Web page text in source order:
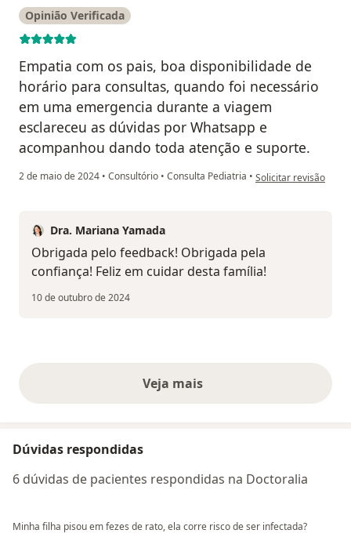
Opinião Verificada
Empatia com os pais, boa disponibilidade de
horário para consultas, quando foi necessário
em uma emergencia durante a viagem
esclareceu as dúvidas por Whatsapp e
acompanhou dando toda atenção e suporte.
2 de maio de 2024 • Consultório • Consulta Pediatria • na opinião do
Solicitar revisão
Dra. Mariana Yamada
Obrigada pelo feedback! Obrigada pela
confiança! Feliz em cuidar desta família!
10 de outubro de 2024
Veja maisopiniões acima
Dúvidas respondidas
6 dúvidas de pacientes respondidas na Doctoralia
Minha filha pisou em fezes de rato, ela corre risco de ser infectada?